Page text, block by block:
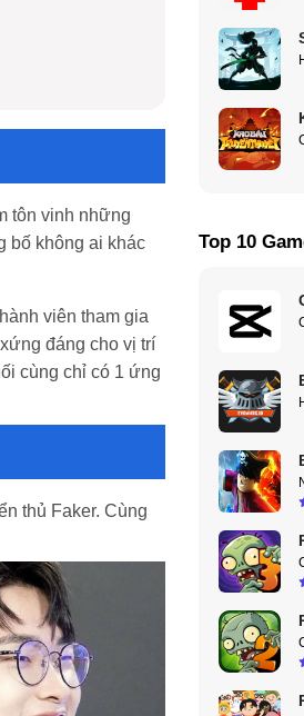
tôn vinh những
bố không ai khác
viên tham gia
đáng cho vị trí
cùng chỉ có 1 ứng
thủ Faker. Cùng
Top 10